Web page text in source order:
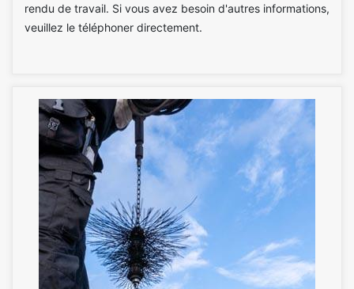
rendu de travail. Si vous avez besoin d'autres informations,
veuillez le téléphoner directement.